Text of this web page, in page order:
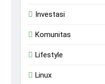
Investasi
Komunitas
Lifestyle
Linux